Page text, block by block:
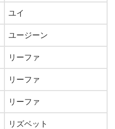
ユイ
ユージーン
リーファ
リーファ
リーファ
リズベット